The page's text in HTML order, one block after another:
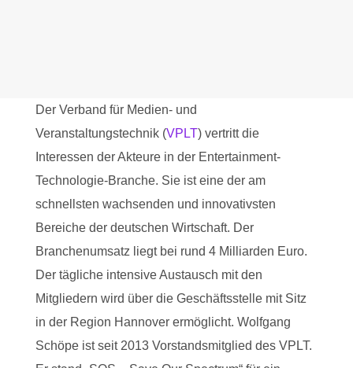
Der Verband für Medien- und
Veranstaltungstechnik (VPLT) vertritt die
Interessen der Akteure in der Entertainment-
Technologie-Branche. Sie ist eine der am
schnellsten wachsenden und innovativsten
Bereiche der deutschen Wirtschaft. Der
Branchenumsatz liegt bei rund 4 Milliarden Euro.
Der tägliche intensive Austausch mit den
Mitgliedern wird über die Geschäftsstelle mit Sitz
in der Region Hannover ermöglicht. Wolfgang
Schöpe ist seit 2013 Vorstandsmitglied des VPLT.